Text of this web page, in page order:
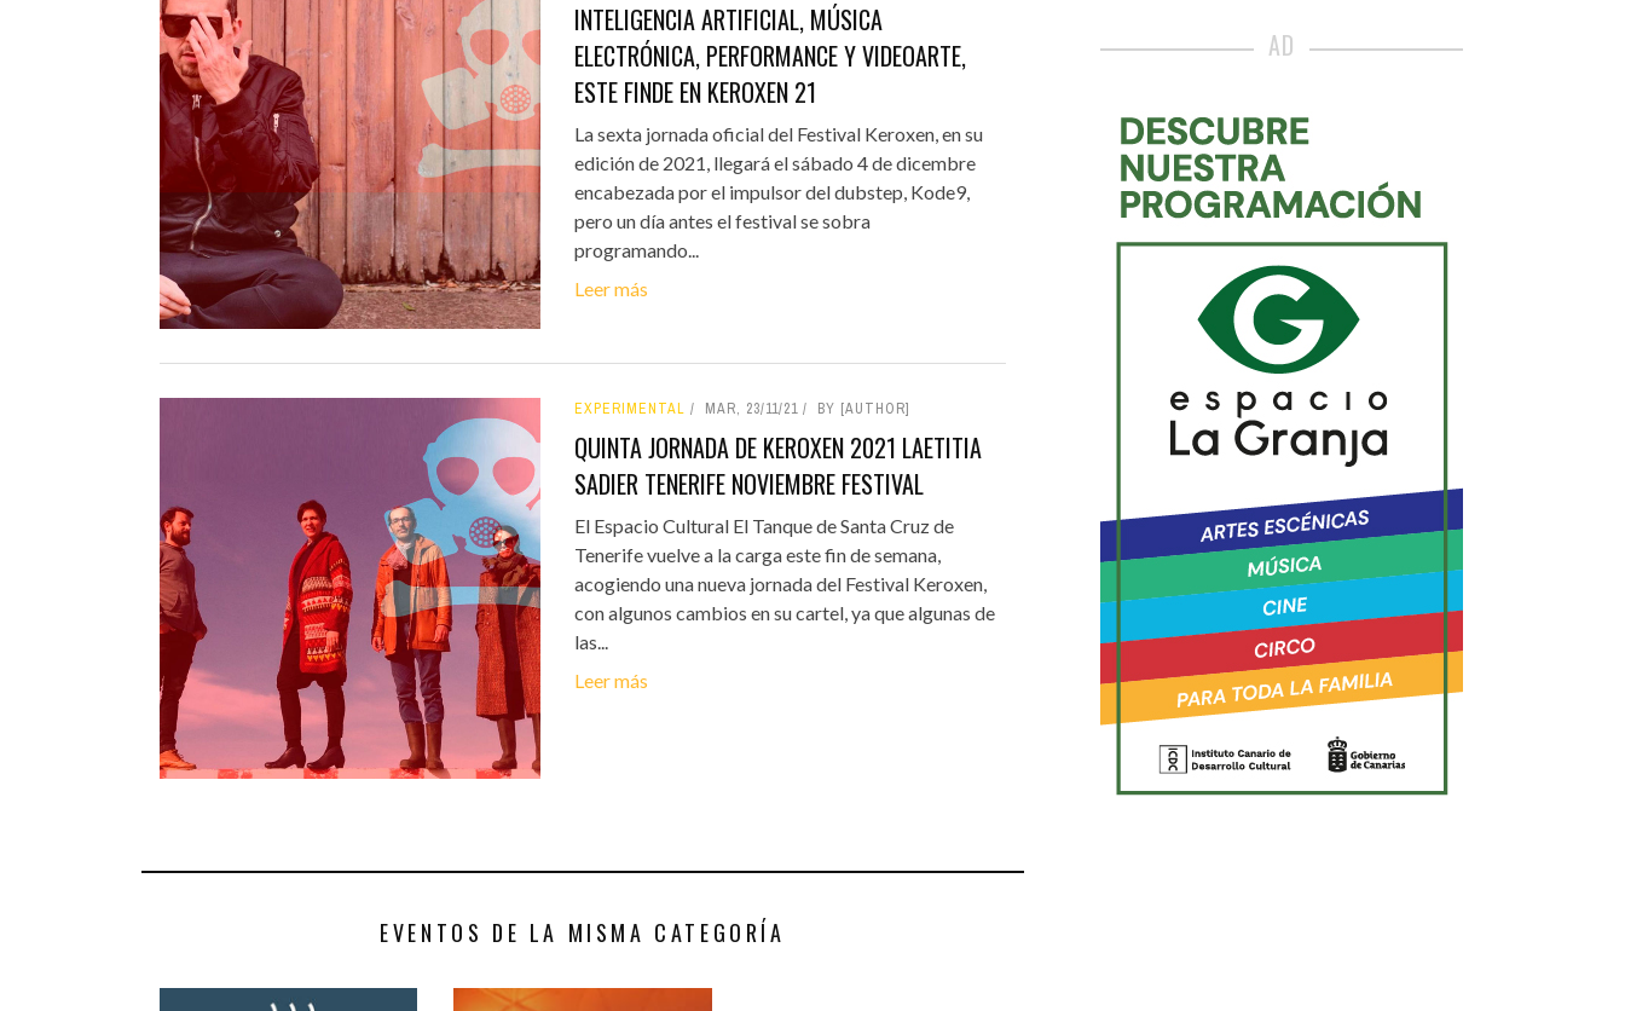
INTELIGENCIA ARTIFICIAL, MÚSICA
ELECTRÓNICA, PERFORMANCE Y VIDEOARTE,
ESTE FINDE EN KEROXEN 21
La sexta jornada oficial del Festival Keroxen, en su
edición de 2021, llegará el sábado 4 de dicembre
encabezada por el impulsor del dubstep, Kode9,
pero un día antes el festival se sobra
programando...
Leer más
EXPERIMENTAL MAR, 23/11/21 BY [AUTHOR]
QUINTA JORNADA DE KEROXEN 2021 LAETITIA
SADIER TENERIFE NOVIEMBRE FESTIVAL
El Espacio Cultural El Tanque de Santa Cruz de
Tenerife vuelve a la carga este fin de semana,
acogiendo una nueva jornada del Festival Keroxen,
con algunos cambios en su cartel, ya que algunas de
las...
Leer más
EVENTOS DE LA MISMA CATEGORÍA
AD